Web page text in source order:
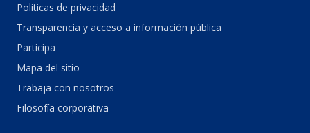
Politicas de privacidad
Transparencia y acceso a información pública
Participa
Mapa del sitio
Trabaja con nosotros
Filosofía corporativa